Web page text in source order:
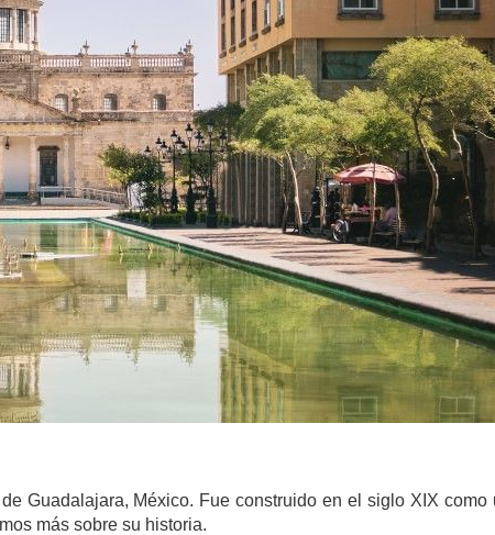
Guadalajara, México. Fue construido en el siglo XIX como
más sobre su historia.